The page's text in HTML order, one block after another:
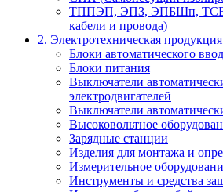
ТППЭП, ЭПЗ, ЭПБШп,
кабели и провода)
2. Электротехническая продукция
Блоки автоматического
Блоки питания
Выключатели
электродвигателей
Выключатели
Высоковольтное
Зарядные станции
Изделия для монтажа и
Измерительное
Инструменты и средства